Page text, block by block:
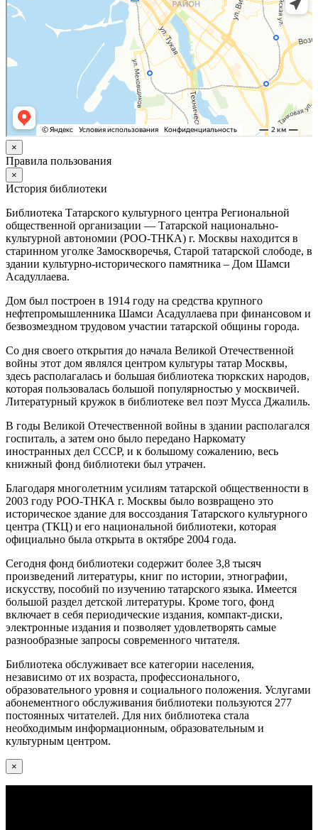
×
Правила пользования
×
История библиотеки
Библиотека Татарского культурного центра Региональной
общественной организации — Татарской национально-
культурной автономии (РОО-ТНКА) г. Москвы находится в
старинном уголке Замоскворечья, Старой татарской слободе, в
здании культурно-исторического памятника – Дом Шамси
Асадуллаева.
Дом был построен в 1914 году на средства крупного
нефтепромышленника Шамси Асадуллаева при финансовом и
безвозмездном трудовом участии татарской общины города.
Со дня своего открытия до начала Великой Отечественной
войны этот дом являлся центром культуры татар Москвы,
здесь располагалась и большая библиотека тюркских народов,
которая пользовалась большой популярностью у москвичей.
Литературный кружок в библиотеке вел поэт Мусса Джалиль.
В годы Великой Отечественной войны в здании располагался
госпиталь, а затем оно было передано Наркомату
иностранных дел СССР, и к большому сожалению, весь
книжный фонд библиотеки был утрачен.
Благодаря многолетним усилиям татарской общественности в
2003 году РОО-ТНКА г. Москвы было возвращено это
историческое здание для воссоздания Татарского культурного
центра (ТКЦ) и его национальной библиотеки, которая
официально была открыта в октябре 2004 года.
Сегодня фонд библиотеки содержит более 3,8 тысяч
произведений литературы, книг по истории, этнографии,
искусству, пособий по изучению татарского языка. Имеется
большой раздел детской литературы. Кроме того, фонд
включает в себя периодические издания, компакт-диски,
электронные издания и позволяет удовлетворять самые
разнообразные запросы современного читателя.
Библиотека обслуживает все категории населения,
независимо от их возраста, профессионального,
образовательного уровня и социального положения. Услугами
абонементного обслуживания библиотеки пользуются 277
постоянных читателей. Для них библиотека стала
необходимым информационным, образовательным и
культурным центром.
×